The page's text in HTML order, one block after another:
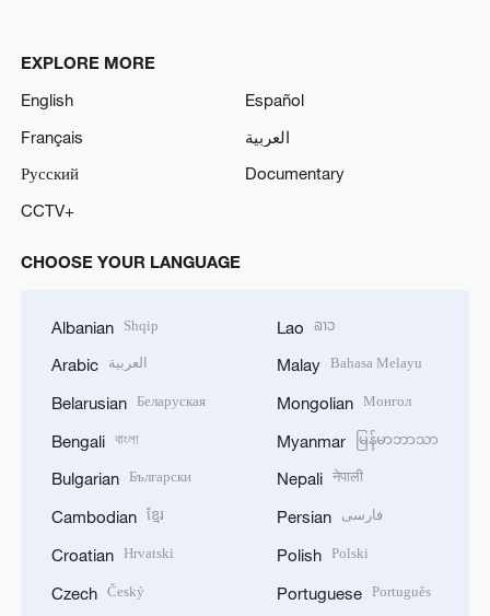
EXPLORE MORE
English
Español
Français
العربية
Русский
Documentary
CCTV+
CHOOSE YOUR LANGUAGE
Albanian Shqip
Arabic العربية
Belarusian Беларуская
Bengali বাংলা
Bulgarian Български
Cambodian ខ្មែរ
Croatian Hrvatski
Czech Český
Lao ລາວ
Malay Bahasa Melayu
Mongolian Монгол
Myanmar မြန်မာဘာသာ
Nepali नेपाली
Persian فارسی
Polish Polski
Portuguese Português